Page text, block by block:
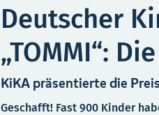
Deutscher
„TOMMI“:
KiKA präsentierte die
Geschafft! Fast 900 Kinder